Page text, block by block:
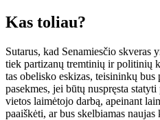
Kas to­liau?
Su­ta­rus, kad Se­na­mies­čio
tiek par­ti­za­nų trem­ti­nių ir po­li­ti­nių
tas obe­lis­ko es­ki­zas, tei­si­nin­kų
pa­sek­mes, jei bū­tų nu­spręs­ta
vie­tos lai­mė­to­jo dar­bą, apei­nant
pa­aiš­kė­ti, ar bus skel­bia­mas nau­jas